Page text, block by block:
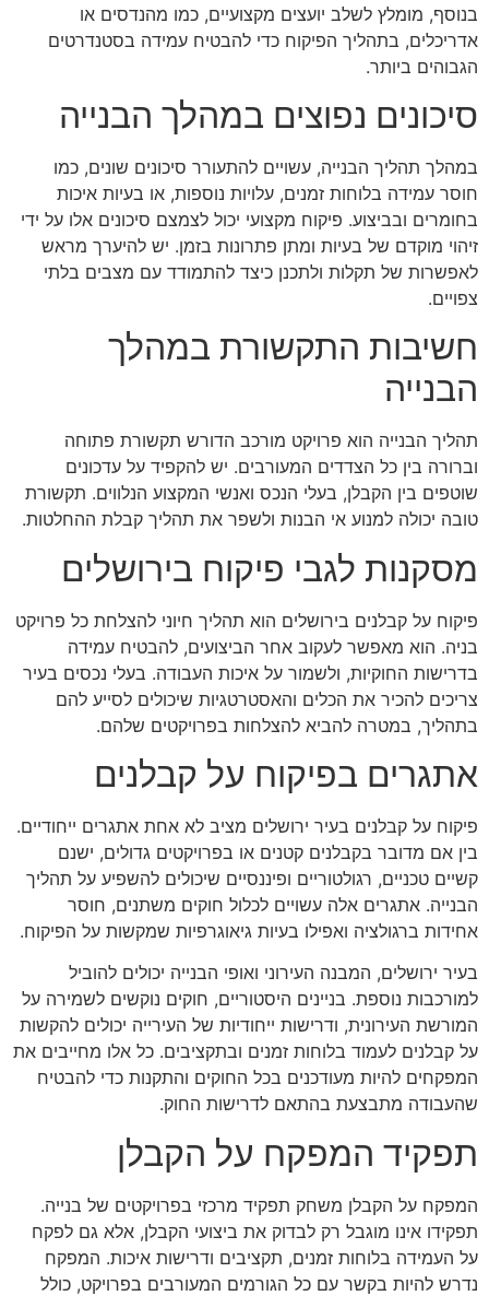
בנוסף, מומלץ לשלב יועצים מקצועיים, כמו מהנדסים או
אדריכלים, בתהליך הפיקוח כדי להבטיח עמידה בסטנדרטים
הגבוהים ביותר.
סיכונים נפוצים במהלך הבנייה
במהלך תהליך הבנייה, עשויים להתעורר סיכונים שונים, כמו
חוסר עמידה בלוחות זמנים, עלויות נוספות, או בעיות איכות
בחומרים ובביצוע. פיקוח מקצועי יכול לצמצם סיכונים אלו על ידי
זיהוי מוקדם של בעיות ומתן פתרונות בזמן. יש להיערך מראש
לאפשרות של תקלות ולתכנן כיצד להתמודד עם מצבים בלתי
צפויים.
חשיבות התקשורת במהלך
הבנייה
תהליך הבנייה הוא פרויקט מורכב הדורש תקשורת פתוחה
וברורה בין כל הצדדים המעורבים. יש להקפיד על עדכונים
שוטפים בין הקבלן, בעלי הנכס ואנשי המקצוע הנלווים. תקשורת
טובה יכולה למנוע אי הבנות ולשפר את תהליך קבלת ההחלטות.
מסקנות לגבי פיקוח בירושלים
פיקוח על קבלנים בירושלים הוא תהליך חיוני להצלחת כל פרויקט
בניה. הוא מאפשר לעקוב אחר הביצועים, להבטיח עמידה
בדרישות החוקיות, ולשמור על איכות העבודה. בעלי נכסים בעיר
צריכים להכיר את הכלים והאסטרטגיות שיכולים לסייע להם
בתהליך, במטרה להביא להצלחות בפרויקטים שלהם.
אתגרים בפיקוח על קבלנים
פיקוח על קבלנים בעיר ירושלים מציב לא אחת אתגרים ייחודיים.
בין אם מדובר בקבלנים קטנים או בפרויקטים גדולים, ישנם
קשיים טכניים, רגולטוריים ופיננסיים שיכולים להשפיע על תהליך
הבנייה. אתגרים אלה עשויים לכלול חוקים משתנים, חוסר
אחידות ברגולציה ואפילו בעיות גיאוגרפיות שמקשות על הפיקוח.
בעיר ירושלים, המבנה העירוני ואופי הבנייה יכולים להוביל
למורכבות נוספת. בניינים היסטוריים, חוקים נוקשים לשמירה על
המורשת העירונית, ודרישות ייחודיות של העירייה יכולים להקשות
על קבלנים לעמוד בלוחות זמנים ובתקציבים. כל אלו מחייבים את
המפקחים להיות מעודכנים בכל החוקים והתקנות כדי להבטיח
שהעבודה מתבצעת בהתאם לדרישות החוק.
תפקיד המפקח על הקבלן
המפקח על הקבלן משחק תפקיד מרכזי בפרויקטים של בנייה.
תפקידו אינו מוגבל רק לבדוק את ביצועי הקבלן, אלא גם לפקח
על העמידה בלוחות זמנים, תקציבים ודרישות איכות. המפקח
נדרש להיות בקשר עם כל הגורמים המעורבים בפרויקט, כולל